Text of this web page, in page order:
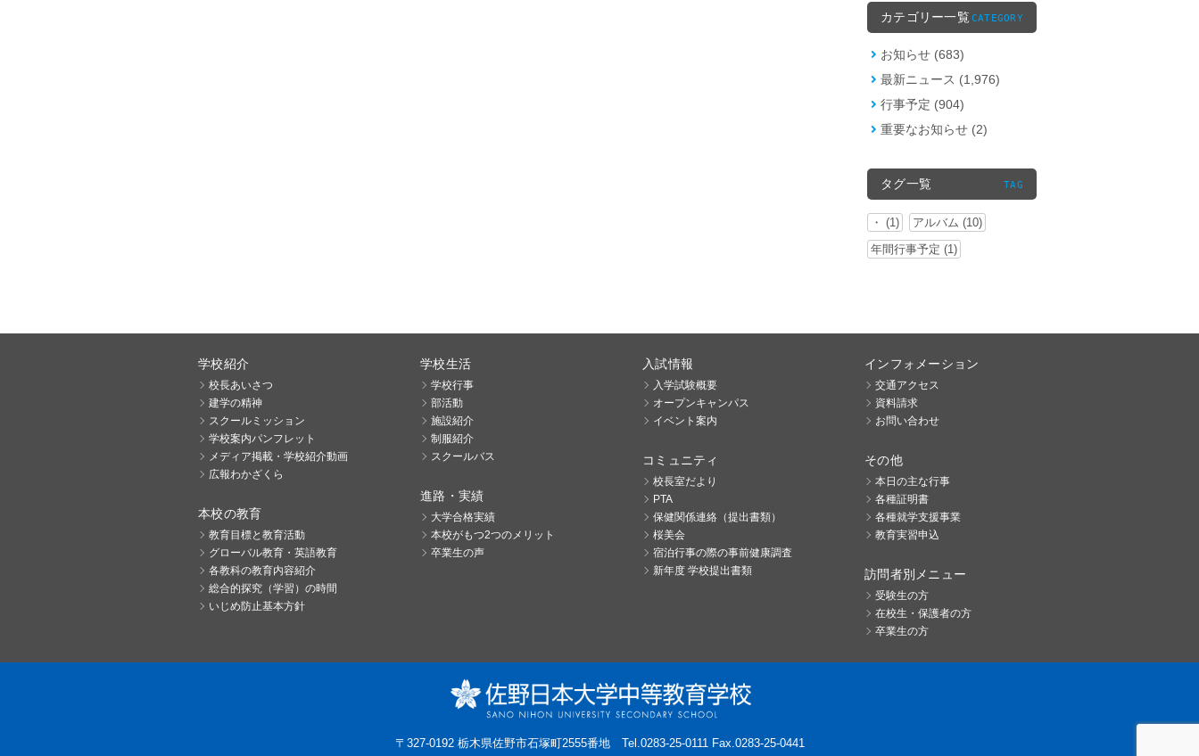
カテゴリー一覧 CATEGORY
お知らせ (683)
最新ニュース (1,976)
行事予定 (904)
重要なお知らせ (2)
タグ一覧 TAG
・ (1)
アルバム (10)
年間行事予定 (1)
学校紹介
校長あいさつ
建学の精神
スクールミッション
学校案内パンフレット
メディア掲載・学校紹介動画
広報わかざくら
本校の教育
教育目標と教育活動
グローバル教育・英語教育
各教科の教育内容紹介
総合的探究（学習）の時間
いじめ防止基本方針
学校生活
学校行事
部活動
施設紹介
制服紹介
スクールバス
進路・実績
大学合格実績
本校がもつ2つのメリット
卒業生の声
入試情報
入学試験概要
オープンキャンパス
イベント案内
コミュニティ
校長室だより
PTA
保健関係連絡（提出書類）
桜美会
宿泊行事の際の事前健康調査
新年度 学校提出書類
インフォメーション
交通アクセス
資料請求
お問い合わせ
その他
本日の主な行事
各種証明書
各種就学支援事業
教育実習申込
訪問者別メニュー
受験生の方
在校生・保護者の方
卒業生の方
〒327-0192 栃木県佐野市石塚町2555番地 Tel.0283-25-0111 Fax.0283-25-0441